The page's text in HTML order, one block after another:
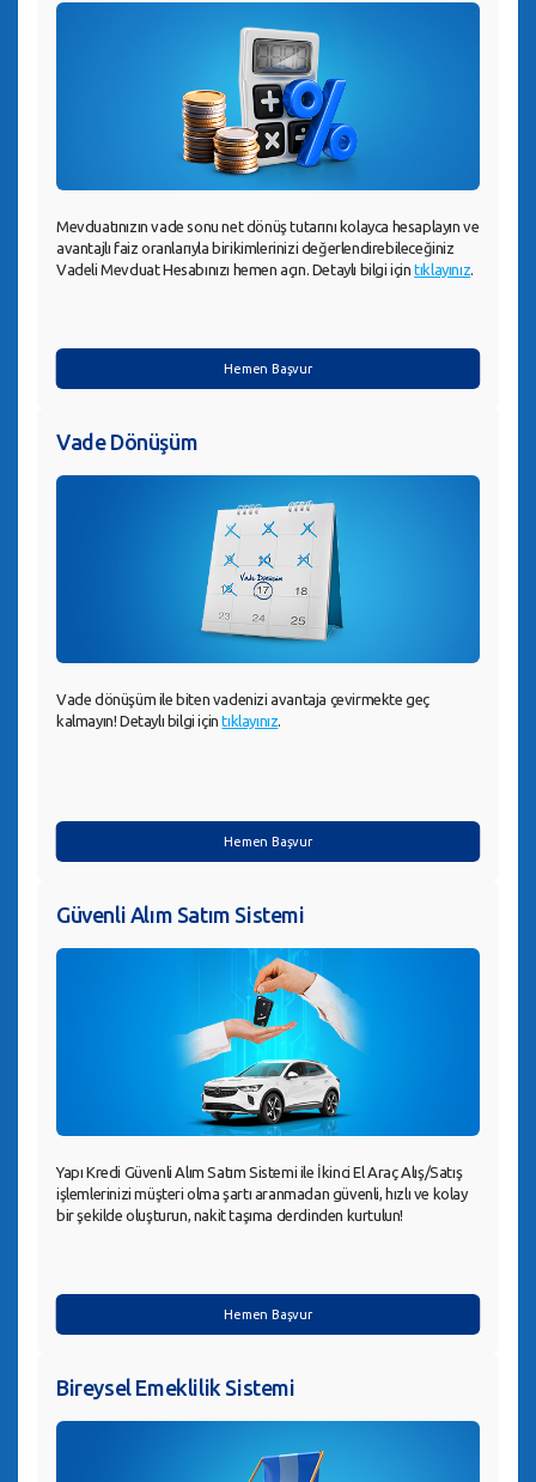
Mevduatınızın vade sonu net dönüş tutarını kolayca hesaplayın ve
avantajlı faiz oranlarıyla birikimlerinizi değerlendirebileceğiniz
Vadeli Mevduat Hesabınızı hemen açın. Detaylı bilgi içintıklayınız.
Hemen Başvur
Vade Dönüşüm
Vade dönüşüm ile biten vadenizi avantaja çevirmekte geç
kalmayın! Detaylı bilgi içintıklayınız.
Hemen Başvur
Güvenli Alım Satım Sistemi
Yapı Kredi Güvenli Alım Satım Sistemi ile İkinci El Araç Alış/Satış
işlemlerinizi müşteri olma şartı aranmadan güvenli, hızlı ve kolay
bir şekilde oluşturun, nakit taşıma derdinden kurtulun!
Hemen Başvur
Bireysel Emeklilik Sistemi